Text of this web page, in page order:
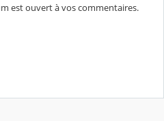
est ouvert à vos commentaires.